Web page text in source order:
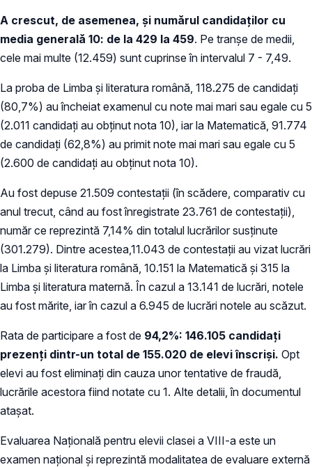
A crescut, de asemenea, şi numărul candidaților cu
media generală 10: de la 429 la 459. Pe tranșe de medii,
cele mai multe (12.459) sunt cuprinse în intervalul 7 - 7,49.
La proba de Limba şi literatura română, 118.275 de candidați
(80,7%) au încheiat examenul cu note mai mari sau egale cu 5
(2.011 candidați au obținut nota 10), iar la Matematică, 91.774
de candidați (62,8%) au primit note mai mari sau egale cu 5
(2.600 de candidați au obținut nota 10).
Au fost depuse 21.509 contestații (în scădere, comparativ cu
anul trecut, când au fost înregistrate 23.761 de contestații),
număr ce reprezintă 7,14% din totalul lucrărilor susținute
(301.279). Dintre acestea,11.043 de contestații au vizat lucrări
la Limba şi literatura română, 10.151 la Matematică și 315 la
Limba şi literatura maternă. În cazul a 13.141 de lucrări, notele
au fost mărite, iar în cazul a 6.945 de lucrări notele au scăzut.
Rata de participare a fost de 94,2%: 146.105 candidați
prezenți dintr-un total de 155.020 de elevi înscriși. Opt
elevi au fost eliminați din cauza unor tentative de fraudă,
lucrările acestora fiind notate cu 1. Alte detalii, în documentul
atașat.
Evaluarea Națională pentru elevii clasei a VIII-a este un
examen național şi reprezintă modalitatea de evaluare externă